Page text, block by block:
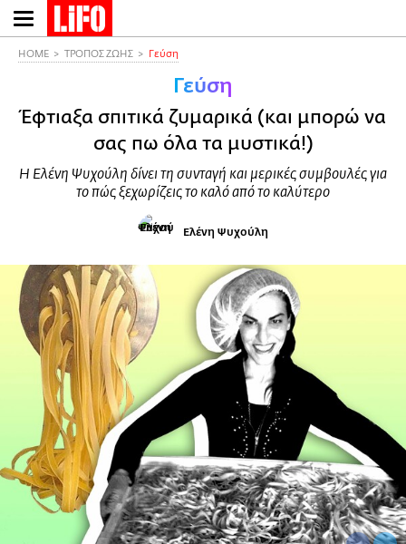
Παράκαμψη
προς
HOME ΤΡΟΠΟΣ ΖΩΗΣ Γεύση
Γεύση
Έφτιαξα σπιτικά ζυμαρικά (και μπορώ να
σας πω όλα τα μυστικά!)
Η Ελένη Ψυχούλη δίνει τη συνταγή και μερικές συμβουλές για
το πώς ξεχωρίζεις το καλό από το καλύτερο
Ελένη Ψυχούλη